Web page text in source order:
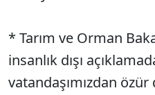
* Tarım ve Orman
insanlık dışı
vatandaşımızdan